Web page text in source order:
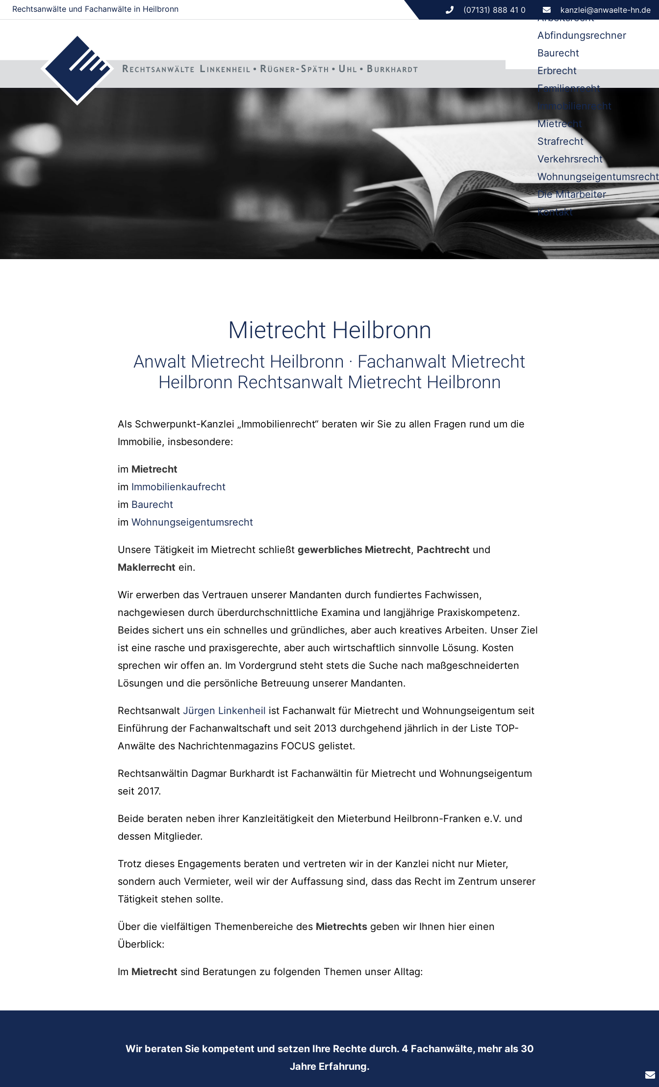
Rechtsanwälte und Fachanwälte in Heilbronn (07131) 888 41 0 kanzlei@anwaelte-hn.de
Arbeitsrecht
Abfindungsrechner
Baurecht
Erbrecht
Familienrecht
Immobilienrecht
Mietrecht
Strafrecht
Verkehrsrecht
Wohnungseigentumsrecht
Die Mitarbeiter
Kontakt
Mietrecht Heilbronn
Anwalt Mietrecht Heilbronn · Fachanwalt Mietrecht
Heilbronn Rechtsanwalt Mietrecht Heilbronn
Als Schwerpunkt-Kanzlei „Immobilienrecht“ beraten wir Sie zu allen Fragen rund um die
Immobilie, insbesondere:
im Mietrecht
im Immobilienkaufrecht
im Baurecht
im Wohnungseigentumsrecht
Unsere Tätigkeit im Mietrecht schließt gewerbliches Mietrecht, Pachtrecht und
Maklerrecht ein.
Wir erwerben das Vertrauen unserer Mandanten durch fundiertes Fachwissen,
nachgewiesen durch überdurchschnittliche Examina und langjährige Praxiskompetenz.
Beides sichert uns ein schnelles und gründliches, aber auch kreatives Arbeiten. Unser Ziel
ist eine rasche und praxisgerechte, aber auch wirtschaftlich sinnvolle Lösung. Kosten
sprechen wir offen an. Im Vordergrund steht stets die Suche nach maßgeschneiderten
Lösungen und die persönliche Betreuung unserer Mandanten.
Rechtsanwalt Jürgen Linkenheil ist Fachanwalt für Mietrecht und Wohnungseigentum seit
Einführung der Fachanwaltschaft und seit 2013 durchgehend jährlich in der Liste TOP-
Anwälte des Nachrichtenmagazins FOCUS gelistet.
Rechtsanwältin Dagmar Burkhardt ist Fachanwältin für Mietrecht und Wohnungseigentum
seit 2017.
Beide beraten neben ihrer Kanzleitätigkeit den Mieterbund Heilbronn-Franken e.V. und
dessen Mitglieder.
Trotz dieses Engagements beraten und vertreten wir in der Kanzlei nicht nur Mieter,
sondern auch Vermieter, weil wir der Auffassung sind, dass das Recht im Zentrum unserer
Tätigkeit stehen sollte.
Über die vielfältigen Themenbereiche des Mietrechts geben wir Ihnen hier einen
Überblick:
Im Mietrecht sind Beratungen zu folgenden Themen unser Alltag:
Wir beraten Sie kompetent und setzen Ihre Rechte durch. 4 Fachanwälte, mehr als 30
Jahre Erfahrung.